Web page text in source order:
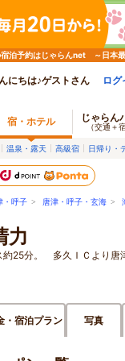
泊予約はじゃらんnet ～日本
にちは♪ゲストさん ログ
宿・ホテル じゃらん
（交通＋
温泉・露天 高級宿 日帰り・
・呼子 > 唐津・呼子・玄海 >
力
約25分。 多久ＩＣより唐
・宿泊プラン 写真